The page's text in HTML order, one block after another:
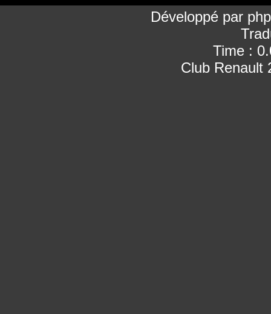
Développé par
Time :
Club Renault